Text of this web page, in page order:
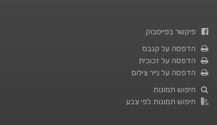
פיקשר בפייסבוק
הדפסה על קנבס
הדפסה על זכוכית
הדפסה על נייר צילום
חיפוש תמונות
חיפוש תמונות לפי צבע